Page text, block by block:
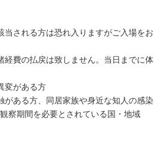
される⽅は恐れ入りますがご入場をお
費の払戻は致しません。当日までに体
変がある方
ある方、同居家族や身近な知人の感染
察期間を必要とされている国・地域